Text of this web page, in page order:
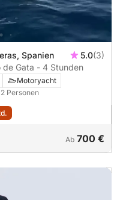
Spanien 5.0(3)
de Gata - 4 Stunden
Motoryacht
Personen
Ab 700 €